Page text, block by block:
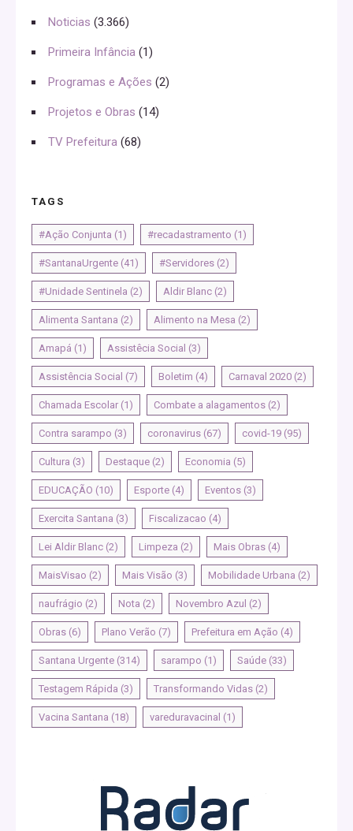
Noticias (3.366)
Primeira Infância (1)
Programas e Ações (2)
Projetos e Obras (14)
TV Prefeitura (68)
TAGS
#Ação Conjunta (1) #recadastramento (1)
#SantanaUrgente (41) #Servidores (2)
#Unidade Sentinela (2) Aldir Blanc (2)
Alimenta Santana (2) Alimento na Mesa (2)
Amapá (1) Assistêcia Social (3)
Assistência Social (7) Boletim (4) Carnaval 2020 (2)
Chamada Escolar (1) Combate a alagamentos (2)
Contra sarampo (3) coronavirus (67) covid-19 (95)
Cultura (3) Destaque (2) Economia (5)
EDUCAÇÃO (10) Esporte (4) Eventos (3)
Exercita Santana (3) Fiscalizacao (4)
Lei Aldir Blanc (2) Limpeza (2) Mais Obras (4)
MaisVisao (2) Mais Visão (3) Mobilidade Urbana (2)
naufrágio (2) Nota (2) Novembro Azul (2)
Obras (6) Plano Verão (7) Prefeitura em Ação (4)
Santana Urgente (314) sarampo (1) Saúde (33)
Testagem Rápida (3) Transformando Vidas (2)
Vacina Santana (18) vareduravacinal (1)